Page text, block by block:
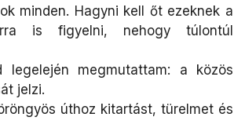
minden. Hagyni kell őt ezeknek a
is figyelni, nehogy túlontúl
megmutattam: a közös
jelzi.
úthoz kitartást, türelmet és